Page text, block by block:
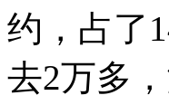
约，占了
去2万多